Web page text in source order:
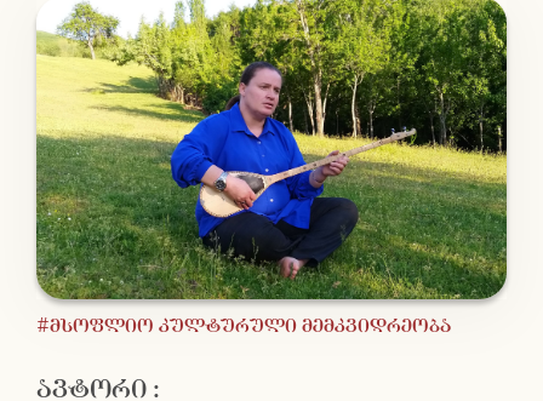
#მსოფლიო კულტურული მემკვიდრეობა
ავტორი :